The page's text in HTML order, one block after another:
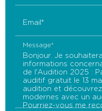
Email*
Message*